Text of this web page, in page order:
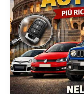
di
auto
usate
più
ricercati
dagli
italiani
nel
2025/2026